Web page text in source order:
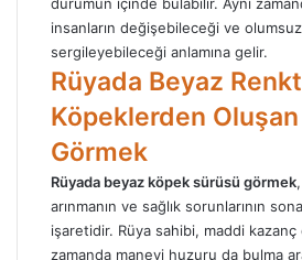
insanların değişebileceği ve
sergileyebileceği anlamına gelir.
Rüyada Beyaz
Köpeklerden
Görmek
Rüyada beyaz köpek sürüsü görmek
arınmanın ve sağlık sorunlarının
işaretidir. Rüya sahibi, maddi kazanç
zamanda manevi huzuru da bulma